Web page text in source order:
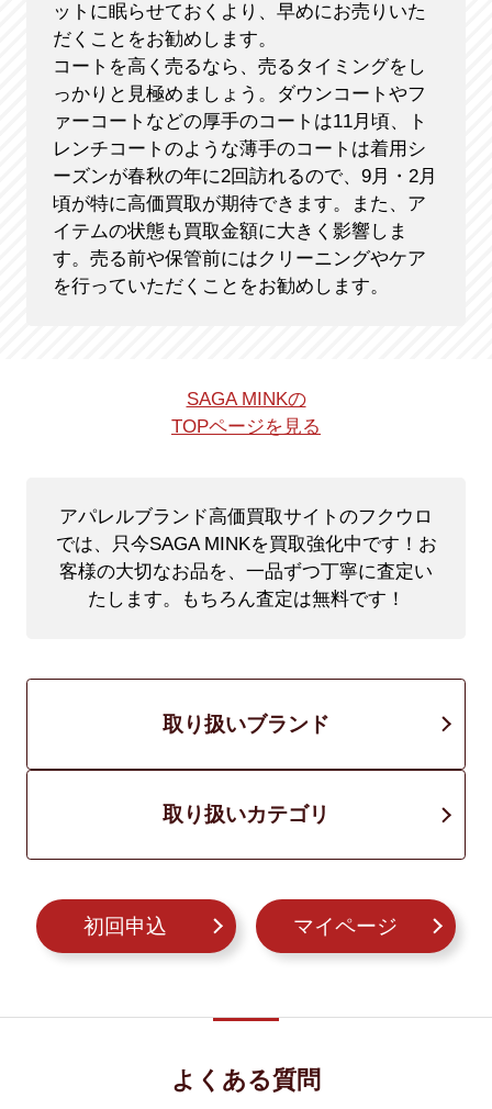
ットに眠らせておくより、早めにお売りいた
だくことをお勧めします。
コートを高く売るなら、売るタイミングをし
っかりと見極めましょう。ダウンコートやフ
ァーコートなどの厚手のコートは11月頃、ト
レンチコートのような薄手のコートは着用シ
ーズンが春秋の年に2回訪れるので、9月・2月
頃が特に高価買取が期待できます。また、ア
イテムの状態も買取金額に大きく影響しま
す。売る前や保管前にはクリーニングやケア
を行っていただくことをお勧めします。
SAGA MINKの
TOPページを見る
アパレルブランド高価買取サイトのフクウロ
では、只今SAGA MINKを買取強化中です！ お
客様の大切なお品を、一品ずつ丁寧に査定い
たします。もちろん査定は無料です！
取り扱いブランド
取り扱いカテゴリ
初回申込 マイページ
よくある質問